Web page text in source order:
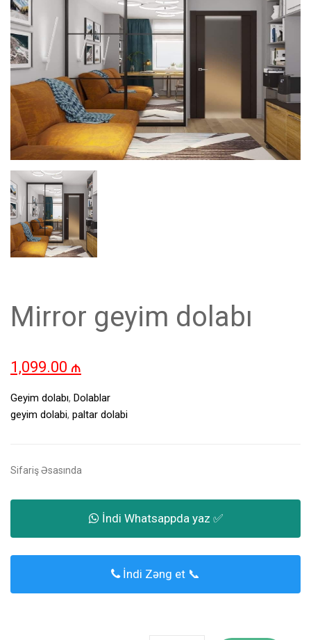
Mirror geyim dolabı
1,099.00 ₼
Geyim dolabı, Dolablar
geyim dolabi, paltar dolabi
Sifariş Əsasında
İndi Whatsappda yaz ✅
İndi Zəng et 📞